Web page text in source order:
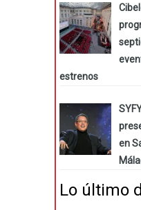
estrenos
en
Lo último